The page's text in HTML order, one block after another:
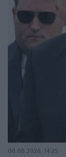
08.08.2026, 14:25